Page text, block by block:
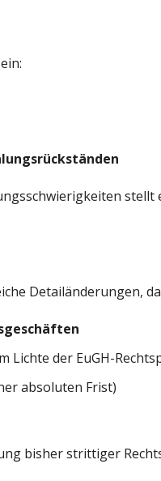
stellt
Detailänderungen,
Lichte der EuGH-
absoluten Frist)
bisher strittiger